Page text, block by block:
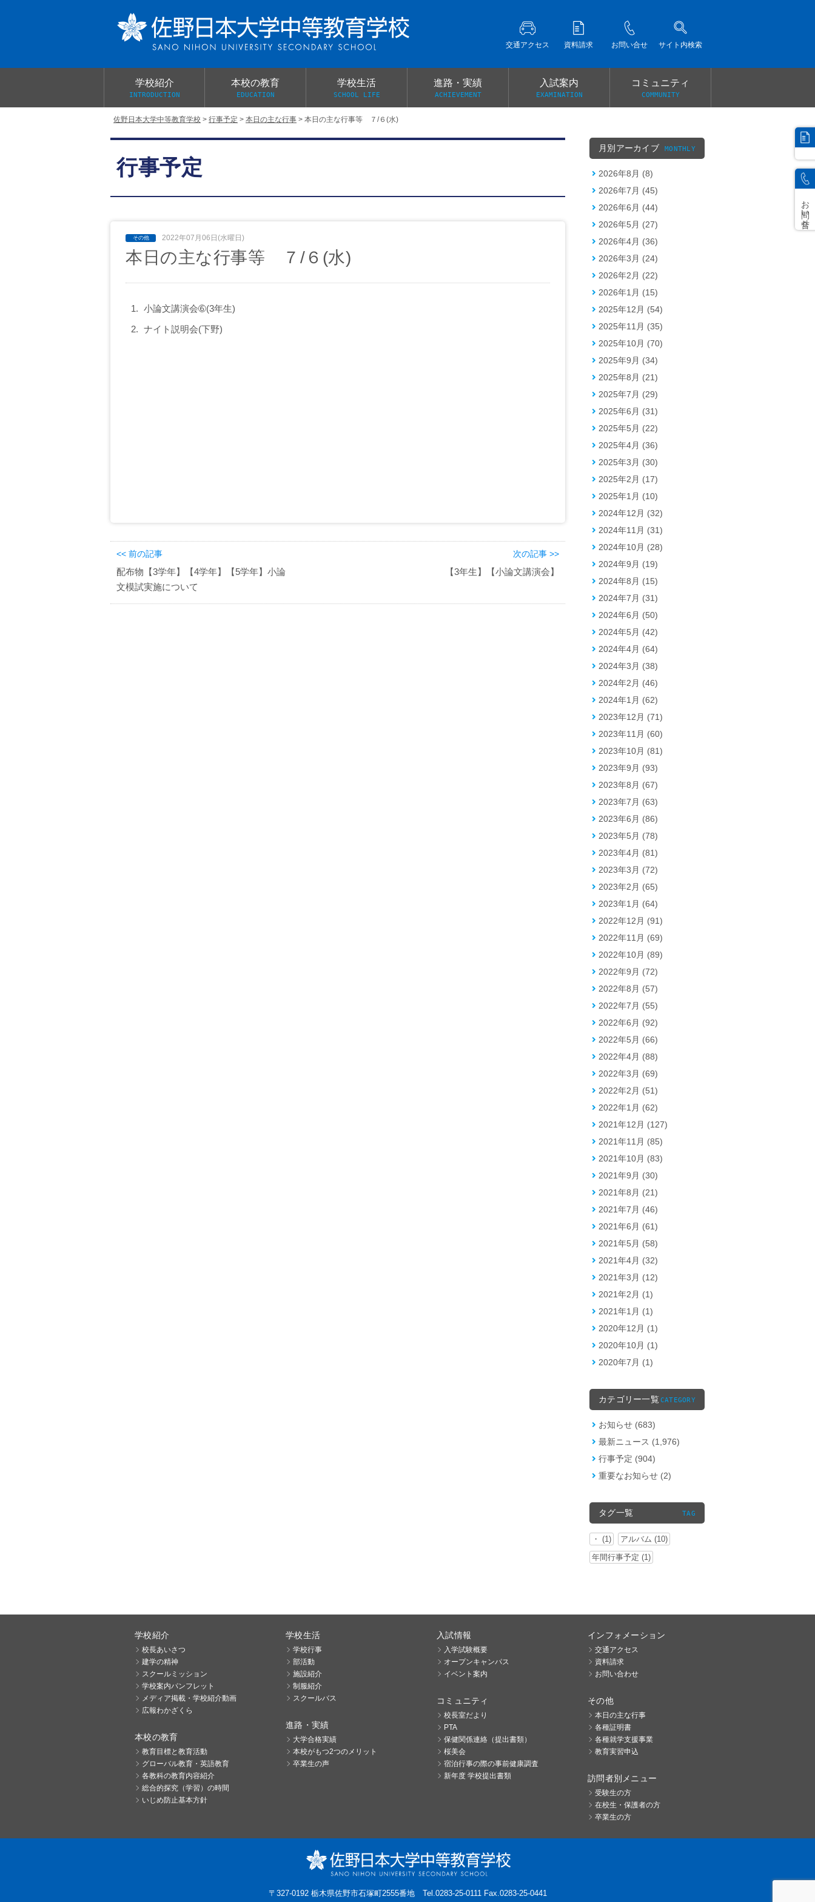
お問い合せ
交通アクセス 資料請求 お問い合せ サイト内検索
佐野日本大学中等教育学校 > 行事予定 > 本日の主な行事 > 本日の主な行事等 ７/６(水)
学校紹介
INTRODUCTION
学校案内パンフレット
本校の教育
EDUCATION
総合的探究（学習）の時間
学校生活
SCHOOL LIFE
制服紹介
進路・実績
ACHIEVEMENT
入試案内
EXAMINATION
コミュニティ
COMMUNITY
桜美会
行事予定
2022年07月06日(水曜日)
本日の主な行事等 ７/６(水)
小論文講演会➅(3年生)
ナイト説明会(下野)
<< 前の記事
配布物【3学年】【4学年】【5学年】小論
文模試実施について
次の記事 >>
【3年生】【小論文講演会】
月別アーカイブ MONTHLY
2026年8月 (8)
2026年7月 (45)
2026年6月 (44)
2026年5月 (27)
2026年4月 (36)
2026年3月 (24)
2026年2月 (22)
2026年1月 (15)
2025年12月 (54)
2025年11月 (35)
2025年10月 (70)
2025年9月 (34)
2025年8月 (21)
2025年7月 (29)
2025年6月 (31)
2025年5月 (22)
2025年4月 (36)
2025年3月 (30)
2025年2月 (17)
2025年1月 (10)
2024年12月 (32)
2024年11月 (31)
2024年10月 (28)
2024年9月 (19)
2024年8月 (15)
2024年7月 (31)
2024年6月 (50)
2024年5月 (42)
2024年4月 (64)
2024年3月 (38)
2024年2月 (46)
2024年1月 (62)
2023年12月 (71)
2023年11月 (60)
2023年10月 (81)
2023年9月 (93)
2023年8月 (67)
2023年7月 (63)
2023年6月 (86)
2023年5月 (78)
2023年4月 (81)
2023年3月 (72)
2023年2月 (65)
2023年1月 (64)
2022年12月 (91)
2022年11月 (69)
2022年10月 (89)
2022年9月 (72)
2022年8月 (57)
2022年7月 (55)
2022年6月 (92)
2022年5月 (66)
2022年4月 (88)
2022年3月 (69)
2022年2月 (51)
2022年1月 (62)
2021年12月 (127)
2021年11月 (85)
2021年10月 (83)
2021年9月 (30)
2021年8月 (21)
2021年7月 (46)
2021年6月 (61)
2021年5月 (58)
2021年4月 (32)
2021年3月 (12)
2021年2月 (1)
2021年1月 (1)
2020年12月 (1)
2020年10月 (1)
2020年7月 (1)
カテゴリー一覧 CATEGORY
お知らせ (683)
最新ニュース (1,976)
行事予定 (904)
重要なお知らせ (2)
タグ一覧 TAG
・ (1)
アルバム (10)
年間行事予定 (1)
学校紹介
校長あいさつ
建学の精神
スクールミッション
学校案内パンフレット
メディア掲載・学校紹介動画
広報わかざくら
本校の教育
教育目標と教育活動
グローバル教育・英語教育
各教科の教育内容紹介
総合的探究（学習）の時間
いじめ防止基本方針
学校生活
学校行事
部活動
施設紹介
制服紹介
スクールバス
進路・実績
大学合格実績
本校がもつ2つのメリット
卒業生の声
入試情報
入学試験概要
オープンキャンパス
イベント案内
コミュニティ
校長室だより
PTA
保健関係連絡（提出書類）
桜美会
宿泊行事の際の事前健康調査
新年度 学校提出書類
インフォメーション
交通アクセス
資料請求
お問い合わせ
その他
本日の主な行事
各種証明書
各種就学支援事業
教育実習申込
訪問者別メニュー
受験生の方
在校生・保護者の方
卒業生の方
〒327-0192 栃木県佐野市石塚町2555番地 Tel.0283-25-0111 Fax.0283-25-0441